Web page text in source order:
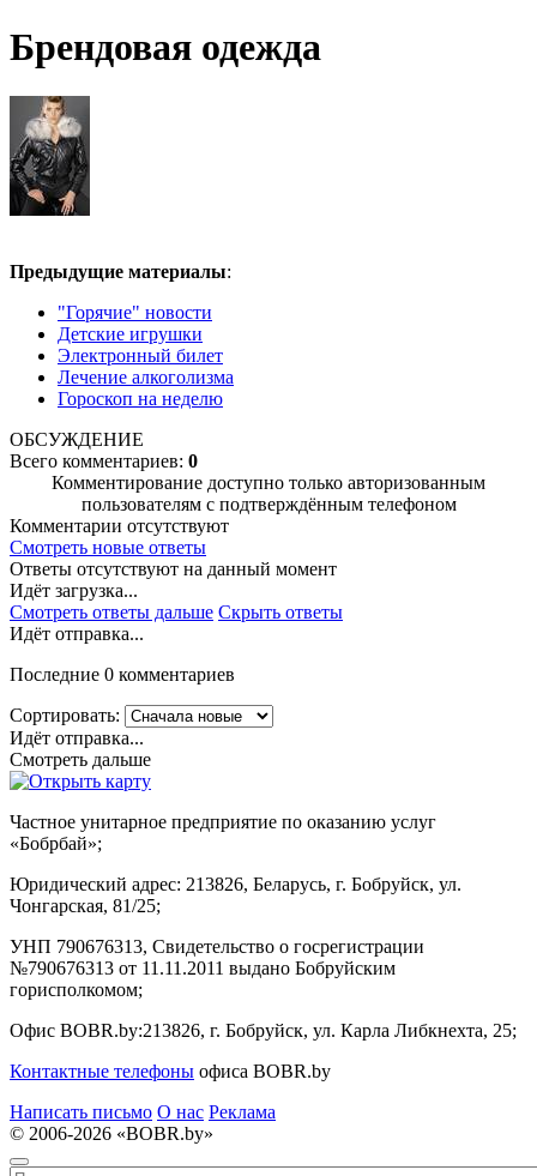
Брендовая одежда
Предыдущие материалы:
"Горячие" новости
Детские игрушки
Электронный билет
Лечение алкоголизма
Гороскоп на неделю
ОБСУЖДЕНИЕ
Всего комментариев: 0
Комментирование доступно только авторизованным
пользователям с подтверждённым телефоном
Комментарии отсутствуют
Смотреть новые ответы
Ответы отсутствуют на данный момент
Идёт загрузка...
Смотреть ответы дальше Скрыть ответы
Идёт отправка...
Последние 0 комментариев
Сортировать:
Идёт отправка...
Смотреть дальше
Частное унитарное предприятие по оказанию услуг
«Бобрбай»;
Юридический адрес: 213826, Беларусь, г. Бобруйск, ул.
Чонгарская, 81/25;
УНП 790676313, Свидетельство о госрегистрации
№790676313 от 11.11.2011 выдано Бобруйским
горисполкомом;
Офис BOBR.by:213826, г. Бобруйск, ул. Карла Либкнехта, 25;
Контактные телефоны офиса BOBR.by
Написать письмо О нас Реклама
© 2006-2026 «BOBR.by»